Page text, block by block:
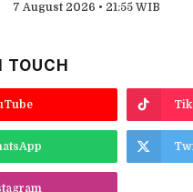
7 August 2026 • 21:55 WIB
TOUCH